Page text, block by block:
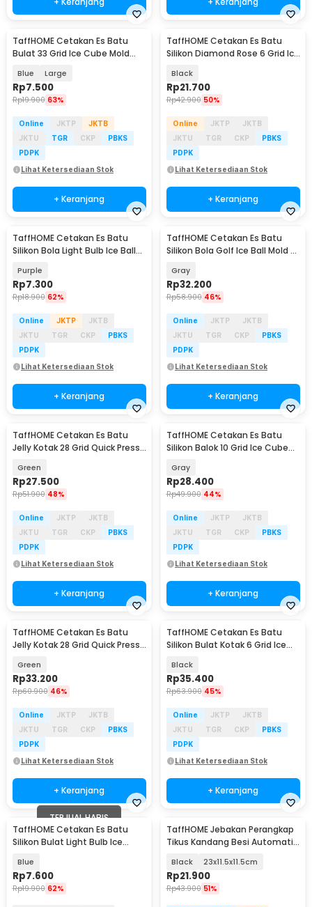
TaffHOME Cetakan Es Batu
Bulat 33 Grid Ice Cube Mold
Blue Large
Rp7.500
Rp19.900 63%
Online JKTP
JKTB
JKTU
TGR CKP
PBKS
PDPK
Lihat Ketersediaan Stok
+ Keranjang
TaffHOME Cetakan Es Batu
Silikon Diamond Rose 6 Grid Ice
Black
Rp21.700
Rp42.900 50%
Online JKTP
JKTB
JKTU
TGR CKP
PBKS
PDPK
Lihat Ketersediaan Stok
+ Keranjang
TaffHOME Cetakan Es Batu
Silikon Bola Light Bulb Ice Ball
Purple
Rp7.300
Rp18.900 62%
Online JKTP
JKTB
JKTU
TGR CKP
PBKS
PDPK
Lihat Ketersediaan Stok
+ Keranjang
TaffHOME Cetakan Es Batu
Silikon Bola Golf Ice Ball Mold 4
Gray
Rp32.200
Rp58.900 46%
Online JKTP
JKTB
JKTU
TGR CKP
PBKS
PDPK
Lihat Ketersediaan Stok
+ Keranjang
TaffHOME Cetakan Es Batu
Jelly Kotak 28 Grid Quick Press
Green
Rp27.500
Rp51.900 48%
Online JKTP
JKTB
JKTU
TGR CKP
PBKS
PDPK
Lihat Ketersediaan Stok
+ Keranjang
TaffHOME Cetakan Es Batu
Silikon Balok 10 Grid Ice Cube
Gray
Rp28.400
Rp49.900 44%
Online JKTP
JKTB
JKTU
TGR CKP
PBKS
PDPK
Lihat Ketersediaan Stok
+ Keranjang
TaffHOME Cetakan Es Batu
Jelly Kotak 28 Grid Quick Press
Green
Rp33.200
Rp60.900 46%
Online JKTP
JKTB
JKTU
TGR CKP
PBKS
PDPK
Lihat Ketersediaan Stok
+ Keranjang
TaffHOME Cetakan Es Batu
Silikon Bulat Kotak 6 Grid Ice
Black
Rp35.400
Rp63.900 45%
Online JKTP
JKTB
JKTU
TGR CKP
PBKS
PDPK
Lihat Ketersediaan Stok
+ Keranjang
TERJUAL HABIS
TaffHOME Cetakan Es Batu
Silikon Bulat Light Bulb Ice
Blue
Rp7.600
Rp19.900 62%
TaffHOME Jebakan Perangkap
Tikus Kandang Besi Automatic
Black 23x11.5x11.5cm
Rp21.900
Rp43.900 51%